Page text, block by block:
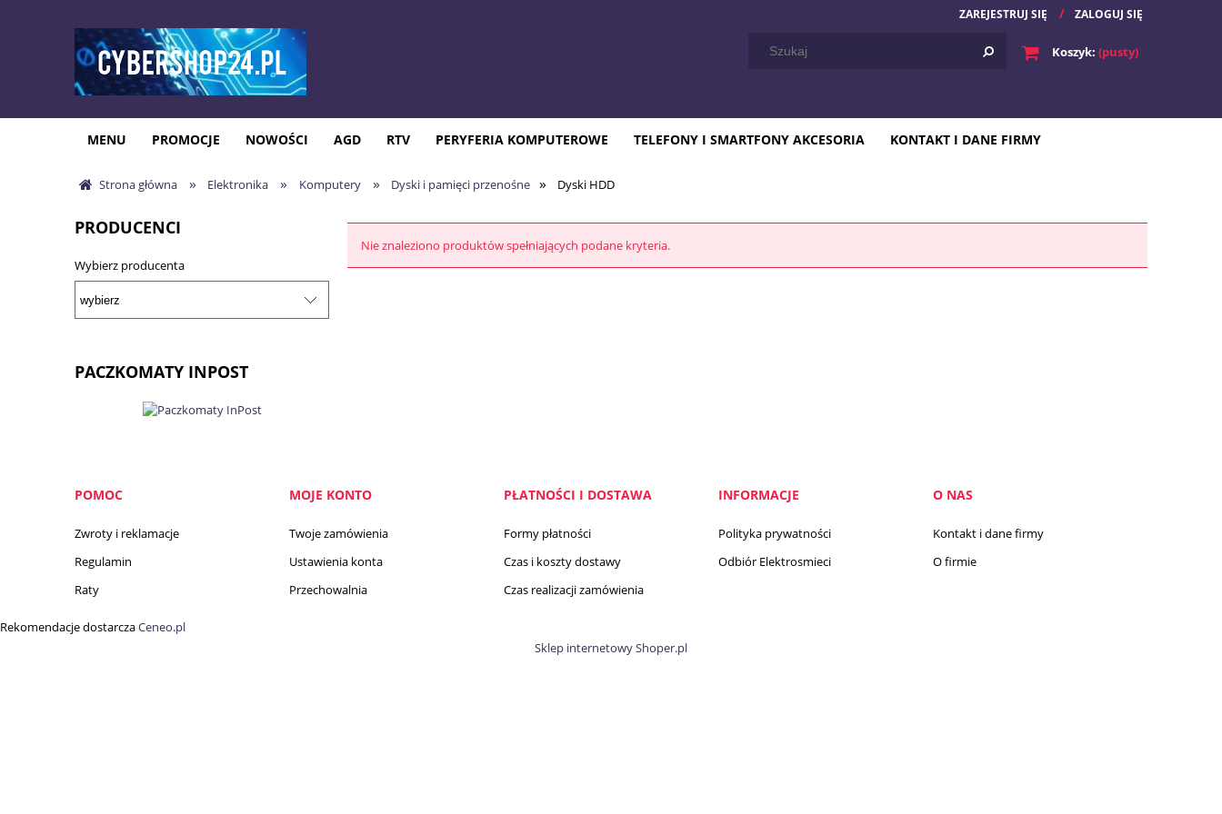
ZAREJESTRUJ SIĘ ZALOGUJ SIĘ
Koszyk: (pusty)
MENU PROMOCJE NOWOŚCI AGD RTV PERYFERIA KOMPUTEROWE TELEFONY I SMARTFONY AKCESORIA KONTAKT I DANE FIRMY
Strona główna » Elektronika » Komputery » Dyski i pamięci przenośne » Dyski HDD
PRODUCENCI
Wybierz producenta
PACZKOMATY INPOST
Nie znaleziono produktów spełniających podane kryteria.
POMOC
Zwroty i reklamacje
Regulamin
Raty
MOJE KONTO
Twoje zamówienia
Ustawienia konta
Przechowalnia
PŁATNOŚCI I DOSTAWA
Formy płatności
Czas i koszty dostawy
Czas realizacji zamówienia
INFORMACJE
Polityka prywatności
Odbiór Elektrosmieci
O NAS
Kontakt i dane firmy
O firmie
Rekomendacje dostarczaCeneo.pl
Sklep internetowy Shoper.pl